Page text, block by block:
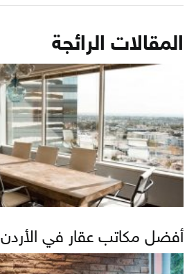
المقالات الرائجة
أفضل مكاتب عقار في الأردن